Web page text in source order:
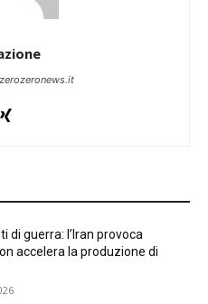
di guerra: l’Iran provoca
accelera la produzione di